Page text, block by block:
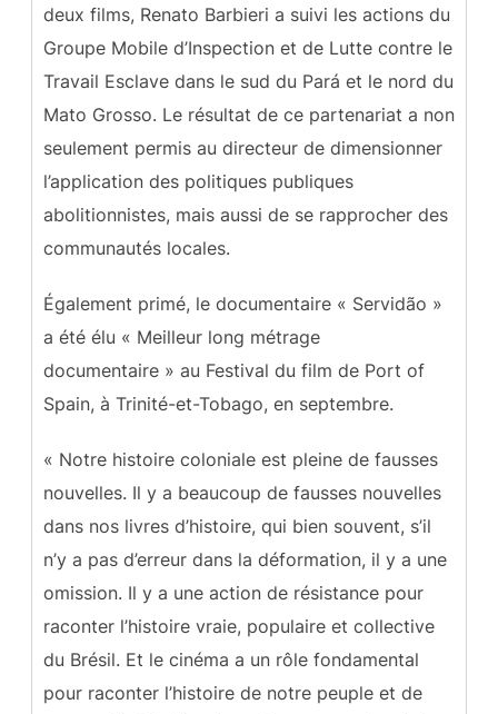
deux films, Renato Barbieri a suivi les actions du
Groupe Mobile d’Inspection et de Lutte contre le
Travail Esclave dans le sud du Pará et le nord du
Mato Grosso. Le résultat de ce partenariat a non
seulement permis au directeur de dimensionner
l’application des politiques publiques
abolitionnistes, mais aussi de se rapprocher des
communautés locales.
Également primé, le documentaire « Servidão »
a été élu « Meilleur long métrage
documentaire » au Festival du film de Port of
Spain, à Trinité-et-Tobago, en septembre.
« Notre histoire coloniale est pleine de fausses
nouvelles. Il y a beaucoup de fausses nouvelles
dans nos livres d’histoire, qui bien souvent, s’il
n’y a pas d’erreur dans la déformation, il y a une
omission. Il y a une action de résistance pour
raconter l’histoire vraie, populaire et collective
du Brésil. Et le cinéma a un rôle fondamental
pour raconter l’histoire de notre peuple et de